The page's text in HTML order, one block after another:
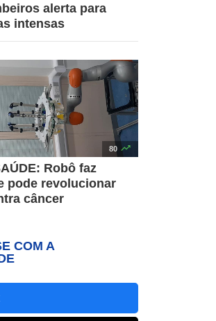
alerta para
intensas
80 
Robô faz
pode revolucionar
câncer
COM A